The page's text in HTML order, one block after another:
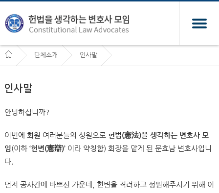
단체소개 인사말
인사말
안녕하십니까?
이번에 회원 여러분들의 성원으로 헌법(憲法)을 생각하는 변호사 모
임(이하 ‘헌변(憲辯)’이라 약칭함) 회장을 맡게 된 문효남 변호사입니
다.
먼저 공사간에 바쁘신 가운데, 헌변을 격려하고 성원해주시기 위해 이